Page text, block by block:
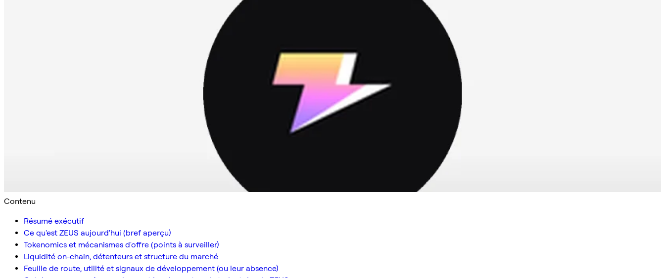
Contenu
Résumé exécutif
Ce qu'est ZEUS aujourd'hui (bref aperçu)
Tokenomics et mécanismes d'offre (points à surveiller)
Liquidité on-chain, détenteurs et structure du marché
Feuille de route, utilité et signaux de développement (ou leur absence)